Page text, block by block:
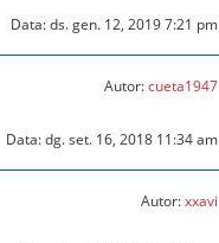
Data: ds. gen. 12, 2019 7:21 pm
Autor:cueta1947
Data: dg. set. 16, 2018 11:34 am
Autor:xxavi